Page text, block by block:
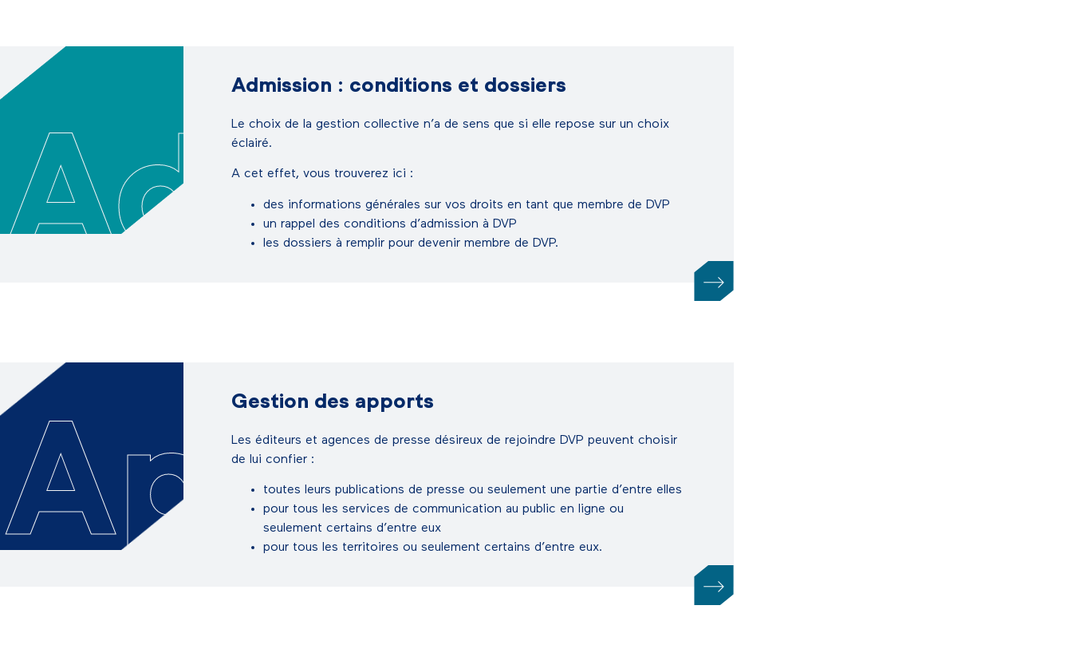
Ad
Admission : conditions et dossiers
Le choix de la gestion collective n’a de sens que si elle repose sur un choix
éclairé.
A cet effet, vous trouverez ici :
des informations générales sur vos droits en tant que membre de DVP
un rappel des conditions d’admission à DVP
les dossiers à remplir pour devenir membre de DVP.
Ap
Gestion des apports
Les éditeurs et agences de presse désireux de rejoindre DVP peuvent choisir
de lui confier :
toutes leurs publications de presse ou seulement une partie d’entre elles
pour tous les services de communication au public en ligne ou
seulement certains d’entre eux
pour tous les territoires ou seulement certains d’entre eux.